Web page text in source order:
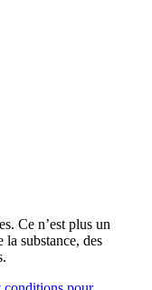
Ce n’est plus un
la substance, des